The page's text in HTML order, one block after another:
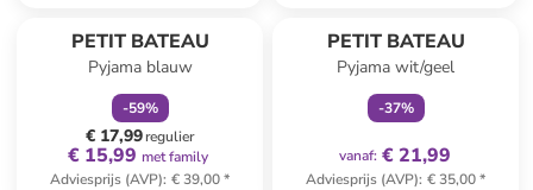
PETIT BATEAU
Pyjama blauw
-59%
€ 17,99regulier
€ 15,99 met family
Adviesprijs (AVP): € 39,00*
PETIT BATEAU
Pyjama wit/geel
-37%
vanaf: € 21,99
Adviesprijs (AVP): € 35,00*